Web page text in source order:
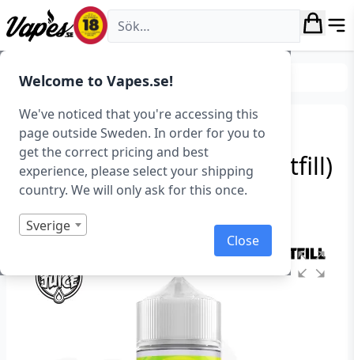
Welcome to Vapes.se!
We've noticed that you're accessing this
page outside Sweden. In order for you to
get the correct pricing and best
experience, please select your shipping
country. We will only ask for this once.
Sverige
Close
Vapes.se
E-juice Smaker
Pukka Juice – Lime
Lemonade (100 ml, Shortfill)
Art.nr: 41104
I lager